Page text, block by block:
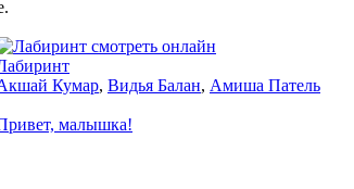
Кумар, Видья Балан, Амиша Патель
малышка!